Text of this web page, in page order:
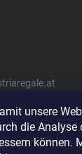
unsere
die Analyse
können.